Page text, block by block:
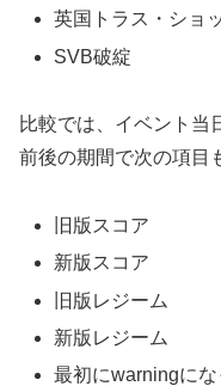
英国トラス・ショ
SVB破綻
比較では、イベント当
前後の期間で次の項目
旧版スコア
新版スコア
旧版レジーム
新版レジーム
最初にwarningにな